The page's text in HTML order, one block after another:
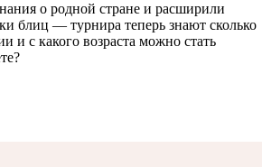
о родной стране и расширили
блиц — турнира теперь знают сколько
и с какого возраста можно стать